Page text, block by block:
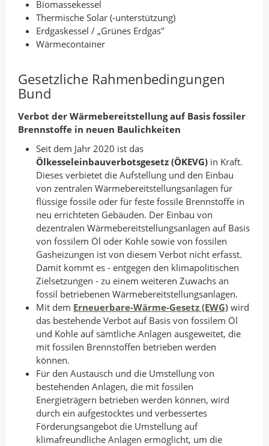
Biomassekessel
Thermische Solar (-unterstützung)
Erdgaskessel / „Grünes Erdgas"
Wärmecontainer
Gesetzliche Rahmenbedingungen
Bund
Verbot der Wärmebereitstellung auf Basis fossiler
Brennstoffe in neuen Baulichkeiten
Seit dem Jahr 2020 ist das
Ölkesseleinbauverbotsgesetz (ÖKEVG) in Kraft.
Dieses verbietet die Aufstellung und den Einbau
von zentralen Wärmebereitstellungsanlagen für
flüssige fossile oder für feste fossile Brennstoffe in
neu errichteten Gebäuden. Der Einbau von
dezentralen Wärmebereitstellungsanlagen auf Basis
von fossilem Öl oder Kohle sowie von fossilen
Gasheizungen ist von diesem Verbot nicht erfasst.
Damit kommt es - entgegen den klimapolitischen
Zielsetzungen - zu einem weiteren Zuwachs an
fossil betriebenen Wärmebereitstellungsanlagen.
Mit dem Erneuerbare-Wärme-Gesetz (EWG) wird
das bestehende Verbot auf Basis von fossilem Öl
und Kohle auf sämtliche Anlagen ausgeweitet, die
mit fossilen Brennstoffen betrieben werden
können.
Für den Austausch und die Umstellung von
bestehenden Anlagen, die mit fossilen
Energieträgern betrieben werden können, wird
durch ein aufgestocktes und verbessertes
Förderungsangebot die Umstellung auf
klimafreundliche Anlagen ermöglicht, um die